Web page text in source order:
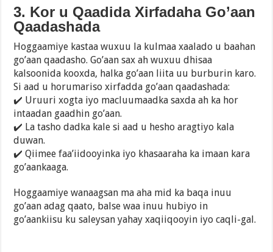
3. Kor u Qaadida Xirfadaha Go’aan
Qaadashada
Hoggaamiye kastaa wuxuu la kulmaa xaalado u baahan
go’aan qaadasho. Go’aan sax ah wuxuu dhisaa
kalsoonida kooxda, halka go’aan liita uu burburin karo.
Si aad u horumariso xirfadda go’aan qaadashada:
✔️ Uruuri xogta iyo macluumaadka saxda ah ka hor
intaadan gaadhin go’aan.
✔️ La tasho dadka kale si aad u hesho aragtiyo kala
duwan.
✔️ Qiimee faa’iidooyinka iyo khasaaraha ka imaan kara
go’aankaaga.
Hoggaamiye wanaagsan ma aha mid ka baqa inuu
go’aan adag qaato, balse waa inuu hubiyo in
go’aankiisu ku saleysan yahay xaqiiqooyin iyo caqli-gal.